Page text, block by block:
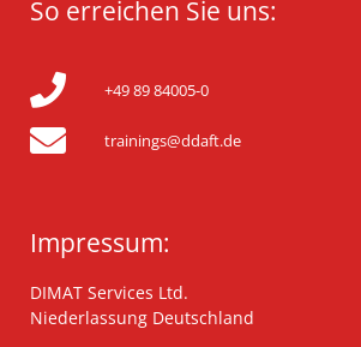
So erreichen Sie uns:
+49 89 84005-0
trainings@ddaft.de
Impressum:
DIMAT Services Ltd.
Niederlassung Deutschland